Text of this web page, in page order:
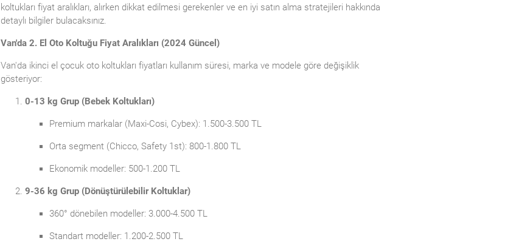
koltukları fiyat aralıkları, alırken dikkat edilmesi gerekenler ve en iyi satın alma stratejileri hakkında
detaylı bilgiler bulacaksınız.
Van'da 2. El Oto Koltuğu Fiyat Aralıkları (2024 Güncel)
Van'da ikinci el çocuk oto koltukları fiyatları kullanım süresi, marka ve modele göre değişiklik
gösteriyor:
0-13 kg Grup (Bebek Koltukları)
Premium markalar (Maxi-Cosi, Cybex): 1.500-3.500 TL
Orta segment (Chicco, Safety 1st): 800-1.800 TL
Ekonomik modeller: 500-1.200 TL
9-36 kg Grup (Dönüştürülebilir Koltuklar)
360° dönebilen modeller: 3.000-4.500 TL
Standart modeller: 1.200-2.500 TL